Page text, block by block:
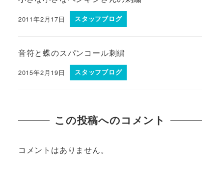
2011年2月17日 スタッフブログ
音符と蝶のスパンコール刺繍
2015年2月19日 スタッフブログ
この投稿へのコメント
コメントはありません。